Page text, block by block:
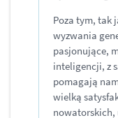
Poza tym, tak
wyzwania
pasjonujące,
inteligencji, z
pomagają
wielką
nowatorskich,